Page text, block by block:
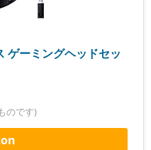
ゲーミングヘッドセッ
のです)